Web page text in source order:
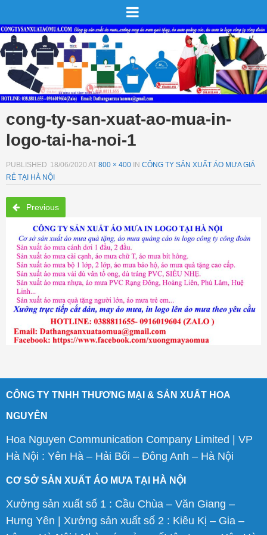
cong-ty-san-xuat-ao-mua-in-
logo-tai-ha-noi-1
PUBLISHED 18/06/2020 AT 800 × 400 IN CÔNG TY SẢN XUẤT ÁO MƯA GIÁ
RẺ TẠI HÀ NỘI
Previous
CÔNG TY TNHH THƯƠNG MẠI & SẢN XUẤT HOA
NGUYÊN
Hoa Nguyen Communication Company Limited | VP
Hà Nội : Yên Hà – Hải Bối – Đông Anh – Hà Nội
CƠ SỞ SẢN XUẤT ÁO MƯA TẠI HÀ NỘI
Xưởng sản xuất số 1 : Cầu Chùa – Văn Giang –
Hưng Yên | Xưởng sản xuất số 2 : Kiêu Kị – Gia –